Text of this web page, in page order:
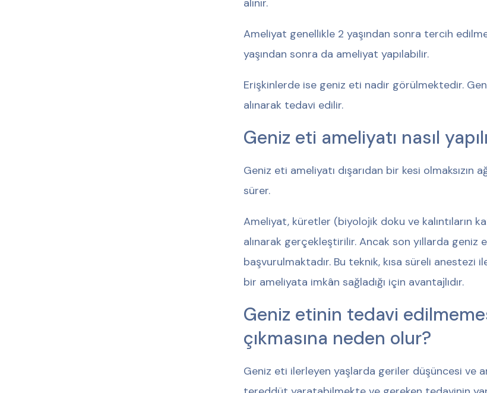
alınır.
Ameliyat genellikle 2 yaşından sonra tercih
yaşından sonra da ameliyat yapılabilir.
Erişkinlerde ise geniz eti nadir görülmektedir.
alınarak tedavi edilir.
Geniz eti ameliyatı nasıl
Geniz eti ameliyatı dışarıdan bir kesi olmaksızın
sürer.
Ameliyat, küretler (biyolojik doku ve kalıntıların
alınarak gerçekleştirilir. Ancak son yıllarda
başvurulmaktadır. Bu teknik, kısa süreli anestezi
bir ameliyata imkân sağladığı için avantajlıdır.
Geniz etinin tedavi
çıkmasına neden olur?
Geniz eti ilerleyen yaşlarda geriler düşüncesi ve